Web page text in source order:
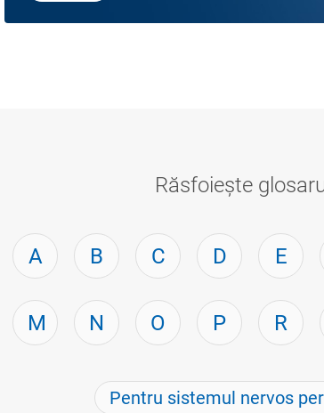
Răsfoiește
A B C D E
M N O P R
Pentru sistemul nervos